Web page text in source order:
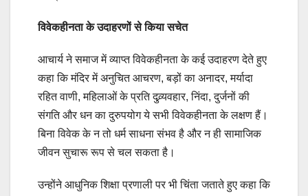
विवेकहीनता के उदाहरणों से किया सचेत
आचार्य ने समाज में व्याप्त विवेकहीनता के कई उदाहरण देते हुए
कहा कि मंदिर में अनुचित आचरण, बड़ों का अनादर, मर्यादा
रहित वाणी, महिलाओं के प्रति दुव्र्यवहार, निंदा, दुर्जनों की
संगति और धन का दुरुपयोग ये सभी विवेकहीनता के लक्षण हैं।
बिना विवेक के न तो धर्म साधना संभव है और न ही सामाजिक
जीवन सुचारू रूप से चल सकता है।
उन्होंने आधुनिक शिक्षा प्रणाली पर भी चिंता जताते हुए कहा कि